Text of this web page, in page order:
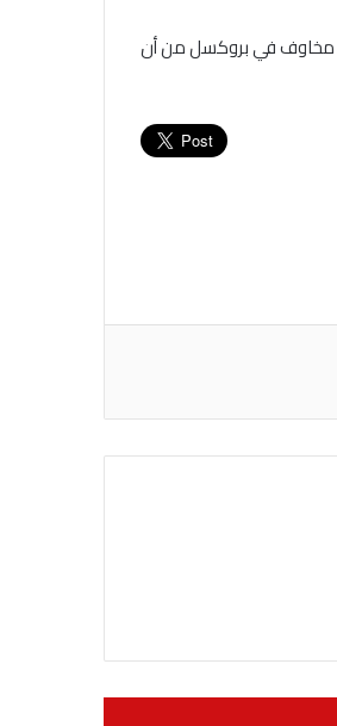
مخاوف في بروكسل من أن